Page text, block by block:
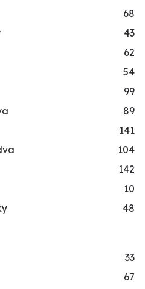
68
43
62
54
99
89
141
104
142
10
48
33
67